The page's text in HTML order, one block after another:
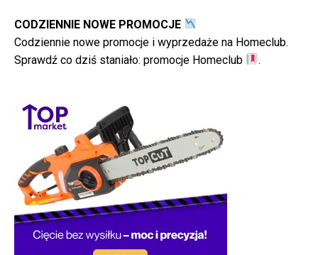
CODZIENNIE NOWE PROMOCJE
Codziennie nowe promocje i wyprzedaże na Homeclub.
Sprawdź co dziś staniało: promocje Homeclub .